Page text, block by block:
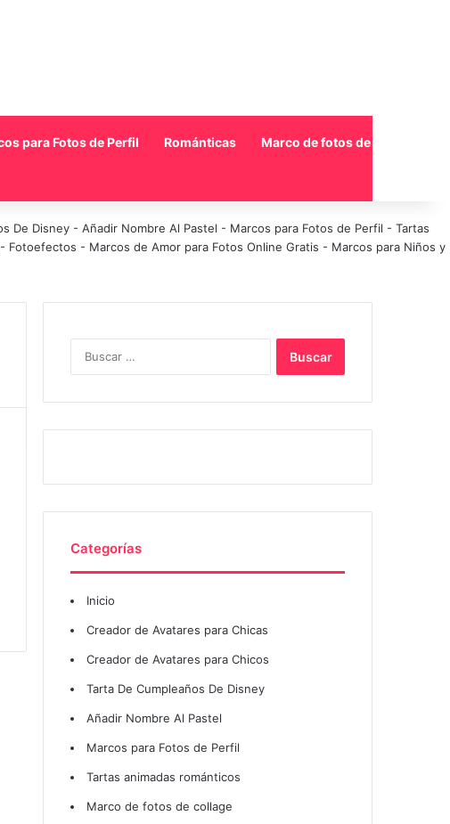
para Fotos de Perfil Románticas Marco de fotos de collage
De Disney - Añadir Nombre Al Pastel - Marcos para Fotos de Perfil - Tartas
- Fotoefectos - Marcos de Amor para Fotos Online Gratis - Marcos para Niños y
Categorías
Inicio
Creador de Avatares para Chicas
Creador de Avatares para Chicos
Tarta De Cumpleaños De Disney
Añadir Nombre Al Pastel
Marcos para Fotos de Perfil
Tartas animadas románticos
Marco de fotos de collage